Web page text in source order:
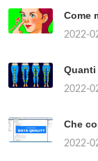
Come
2022-
2022-
Che
2022-